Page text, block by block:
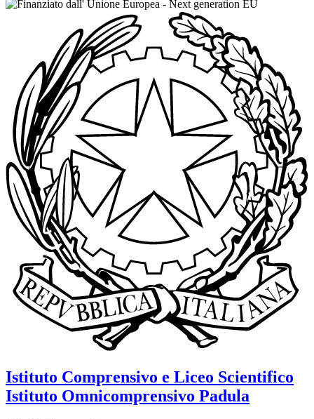
Istituto Comprensivo e Liceo Scientifico
Istituto Omnicomprensivo Padula